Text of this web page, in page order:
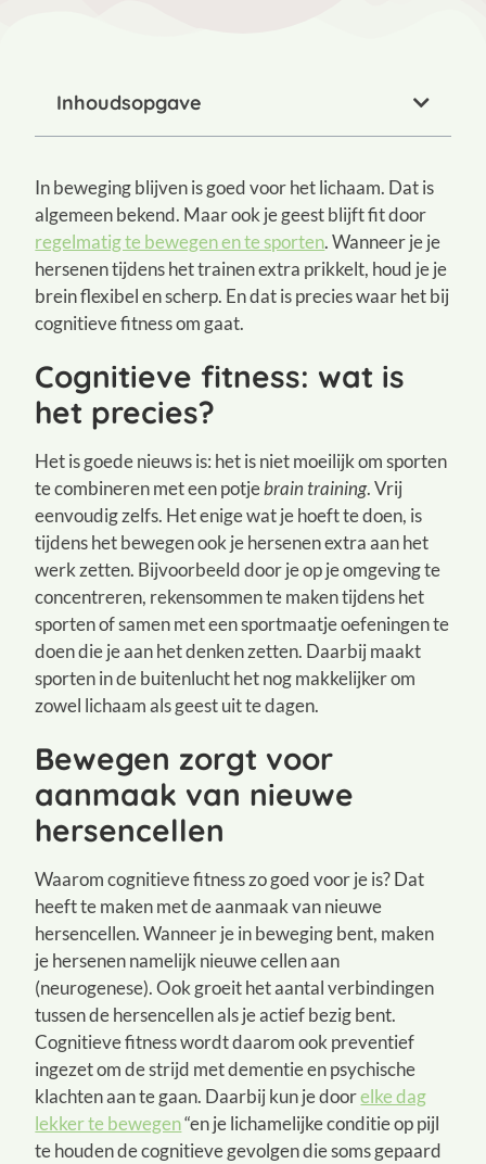
Inhoudsopgave
In beweging blijven is goed voor het lichaam. Dat is
algemeen bekend. Maar ook je geest blijft fit door
regelmatig te bewegen en te sporten. Wanneer je je
hersenen tijdens het trainen extra prikkelt, houd je je
brein flexibel en scherp. En dat is precies waar het bij
cognitieve fitness om gaat.
Cognitieve fitness: wat is
het precies?
Het is goede nieuws is: het is niet moeilijk om sporten
te combineren met een potjebrain training. Vrij
eenvoudig zelfs. Het enige wat je hoeft te doen, is
tijdens het bewegen ook je hersenen extra aan het
werk zetten. Bijvoorbeeld door je op je omgeving te
concentreren, rekensommen te maken tijdens het
sporten of samen met een sportmaatje oefeningen te
doen die je aan het denken zetten. Daarbij maakt
sporten in de buitenlucht het nog makkelijker om
zowel lichaam als geest uit te dagen.
Bewegen zorgt voor
aanmaak van nieuwe
hersencellen
Waarom cognitieve fitness zo goed voor je is? Dat
heeft te maken met de aanmaak van nieuwe
hersencellen. Wanneer je in beweging bent, maken
je hersenen namelijk nieuwe cellen aan
(neurogenese). Ook groeit het aantal verbindingen
tussen de hersencellen als je actief bezig bent.
Cognitieve fitness wordt daarom ook preventief
ingezet om de strijd met dementie en psychische
klachten aan te gaan. Daarbij kun je doorelke dag
lekker te bewegen“en je lichamelijke conditie op pijl
te houden de cognitieve gevolgen die soms gepaard